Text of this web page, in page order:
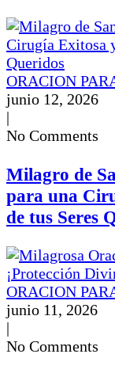
ORACION
junio 12, 2026
|
No Comments
Milagro de
para una
de tus Seres
ORACION
junio 11, 2026
|
No Comments